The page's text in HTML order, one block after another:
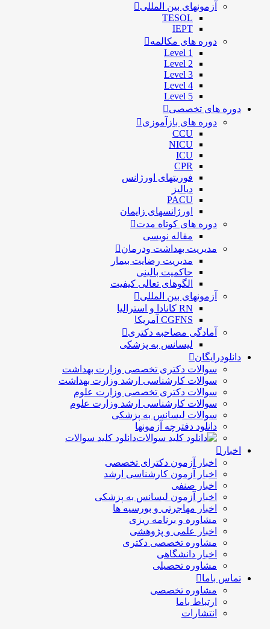
آزمونهای بین المللی
TESOL
IEPT
دوره های مکالمه
Level 1
Level 2
Level 3
Level 4
Level 5
دوره های تخصصی
دوره های بازآموزی
CCU
NICU
ICU
CPR
فوریتهای اورژانس
دیالیز
PACU
اورژانسهای زایمان
دوره های کوتاه مدت
مقاله نویسی
مدیریت بهداشت ودرمان
مديريت رضايت بيمار
حاكميت بالينی
الگوهای تعالی کيفيت
آزمونهای بین المللی
RN کانادا و استرالیا
CGFNS آمریکا
آمادگی مصاحبه دکتری
لیسانس به پزشکی
دانلودرایگان
سوالات دکتری تخصصی وزارت بهداشت
سوالات کارشناسی ارشد وزارت بهداشت
سوالات دکتری تخصصی وزارت علوم
سوالات کارشناسی ارشد وزارت علوم
سوالات لیسانس به پزشکی
دانلود دفترچه آزمونها
دانلود کلید سوالات
اخبار
اخبار آزمون دکترای تخصصی
اخبار آزمون کارشناسی ارشد
اخبار صنفی
اخبار آزمون لیسانس به پزشکی
اخبار مهاجرتی و بورسیه ها
مشاوره و برنامه ریزی
اخبار علمی و پژوهشی
مشاوره تخصصی دکتری
اخبار دانشگاهی
مشاوره تحصیلی
تماس باما
مشاوره تخصصی
ارتباط باما
انتشارات